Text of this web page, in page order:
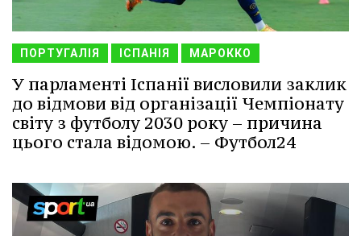
ПОРТУГАЛІЯ ІСПАНІЯ МАРОККО
У парламенті Іспанії висловили заклик
до відмови від організації Чемпіонату
світу з футболу 2030 року – причина
цього стала відомою. – Футбол24